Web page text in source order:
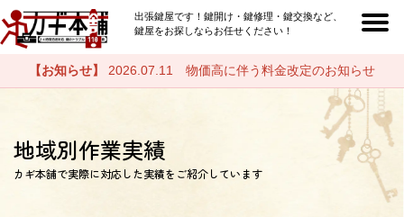
出張鍵屋です！鍵開け・鍵修理・鍵交換など、
鍵屋をお探しならお任せください！
【お知らせ】 2026.07.11 物価高に伴う料金改定のお知らせ
地域別作業実績
カギ本舗で実際に対応した実績をご紹介しています